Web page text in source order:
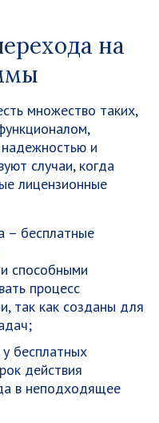
на
множество таких,
и
случаи, когда
лицензионные
– бесплатные
способными
процесс
так как созданы для
бесплатных
действия
в неподходящее